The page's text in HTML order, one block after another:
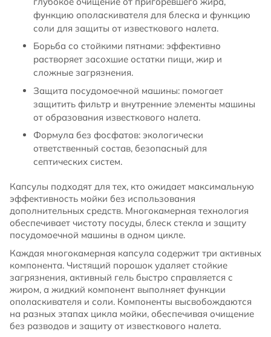
функцию ополаскивателя для блеска и функцию
соли для защиты от известкового налета.
Борьба со стойкими пятнами: эффективно
растворяет засохшие остатки пищи, жир и
сложные загрязнения.
Защита посудомоечной машины: помогает
защитить фильтр и внутренние элементы машины
от образования известкового налета.
Формула без фосфатов: экологически
ответственный состав, безопасный для
септических систем.
Капсулы подходят для тех, кто ожидает максимальную
эффективность мойки без использования
дополнительных средств. Многокамерная технология
обеспечивает чистоту посуды, блеск стекла и защиту
посудомоечной машины в одном цикле.
Каждая многокамерная капсула содержит три активных
компонента. Чистящий порошок удаляет стойкие
загрязнения, активный гель быстро справляется с
жиром, а жидкий компонент выполняет функции
ополаскивателя и соли. Компоненты высвобождаются
на разных этапах цикла мойки, обеспечивая очищение
без разводов и защиту от известкового налета.